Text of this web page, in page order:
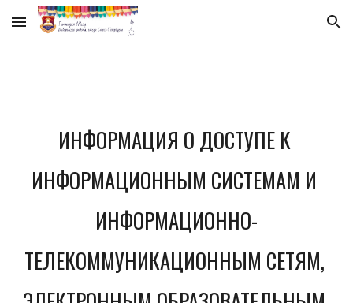
Skip to main content Skip to navigation
ИНФОРМАЦИЯ О ДОСТУПЕ К
ИНФОРМАЦИОННЫМ СИСТЕМАМ И
ИНФОРМАЦИОННО-
ТЕЛЕКОММУНИКАЦИОННЫМ СЕТЯМ,